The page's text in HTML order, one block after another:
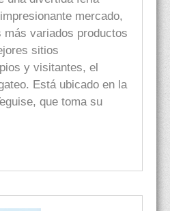
mercado,
más variados productos
sitios
y visitantes, el
Está ubicado en la
que toma su